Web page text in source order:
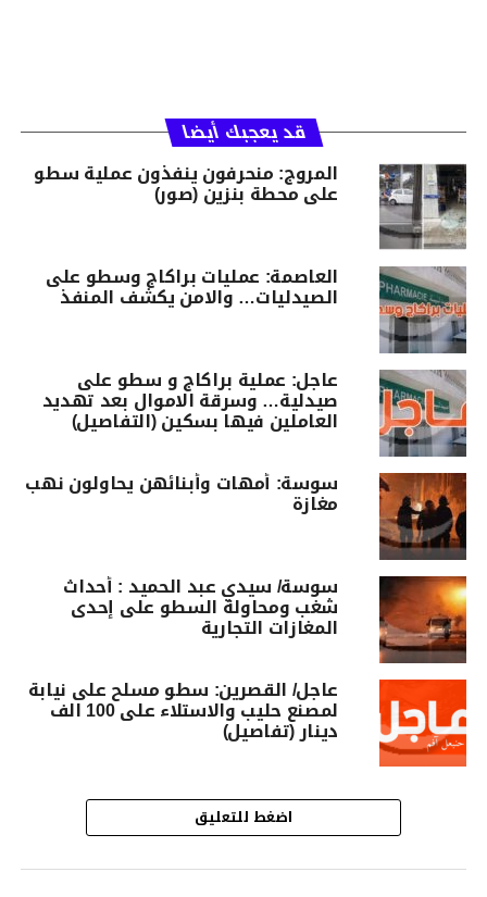
قد يعجبك أيضا
المروج: منحرفون ينفذون عملية سطو
على محطة بنزين (صور)
العاصمة: عمليات براكاج وسطو على
الصيدليات… والامن يكشف المنفذ
عاجل: عملية براكاج و سطو على
صيدلية… وسرقة الاموال بعد تهديد
العاملين فيها بسكين (التفاصيل)
سوسة: أمهات وأبنائهن يحاولون نهب
مغازة‎
سوسة/ سيدي عبد الحميد : أحداث
شغب ومحاولة السطو على إحدى
المغازات التجارية
عاجل/ القصرين: سطو مسلح على نيابة
لمصنع حليب والاستلاء على 100 الف
دينار (تفاصيل)
اضغط للتعليق